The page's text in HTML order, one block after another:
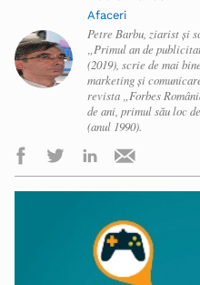
Afaceri
Petre Barbu, ziarist și
„Primul an de
(2019), scrie de mai
marketing și
revista „Forbes
de ani, primul său loc
(anul 1990).